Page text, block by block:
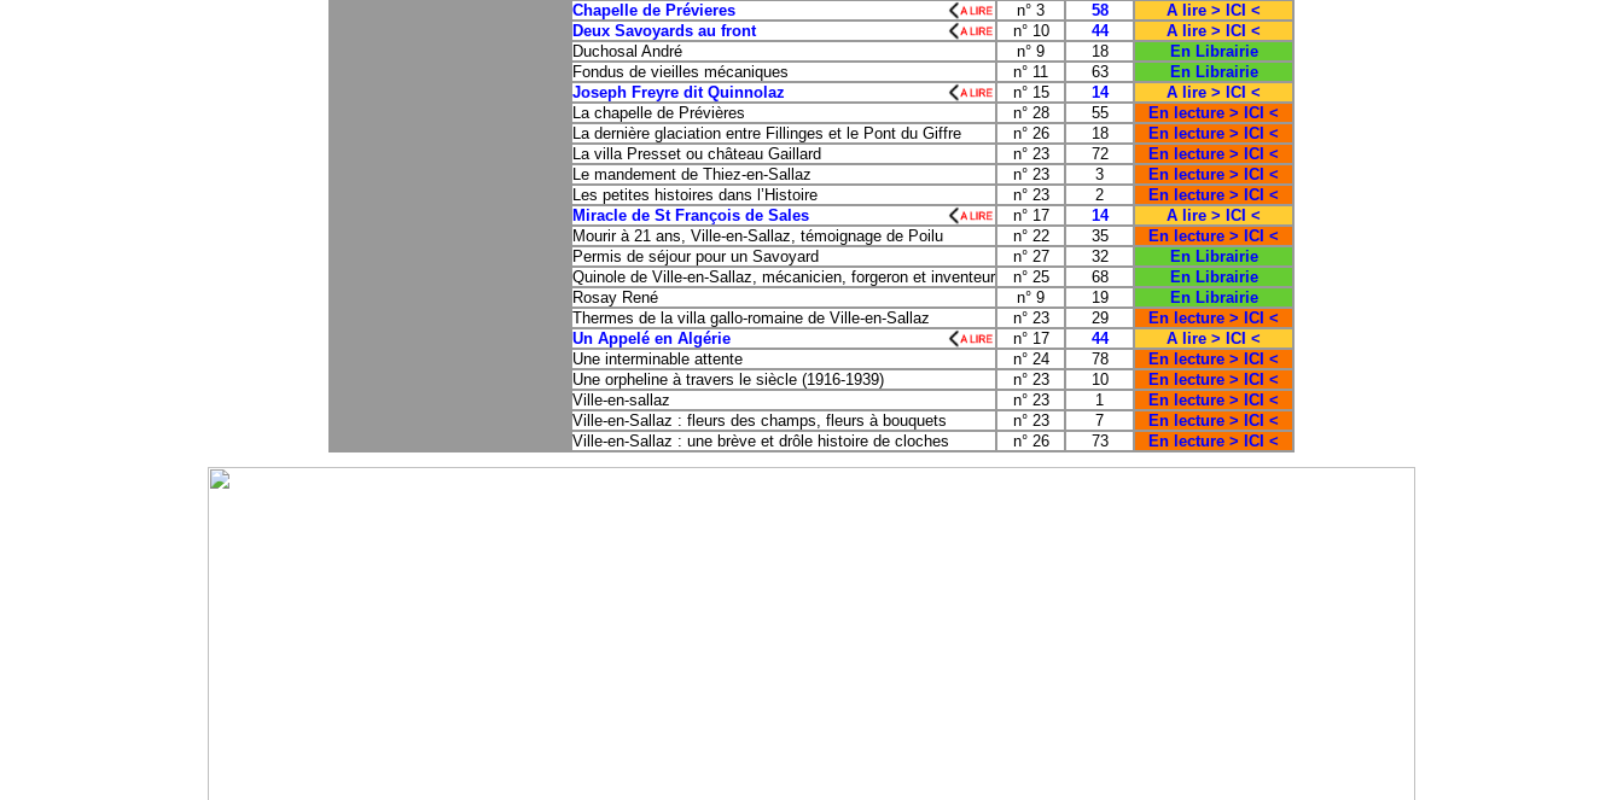
Chapelle de Prévieres
n° 3 58
A lire > ICI <
Deux Savoyards au front
n° 10 44
A lire > ICI <
Duchosal André
n° 9 18
En Librairie
Fondus de vieilles mécaniques
n° 11 63
En Librairie
Joseph Freyre dit Quinnolaz
n° 15 14
A lire > ICI <
La chapelle de Prévières
n° 28 55
En lecture > ICI <
La dernière glaciation entre Fillinges et le Pont du Giffre
n° 26 18
En lecture > ICI <
La villa Presset ou château Gaillard
n° 23 72
En lecture > ICI <
Le mandement de Thiez-en-Sallaz
n° 23 3
En lecture > ICI <
Les petites histoires dans l’Histoire
n° 23 2
En lecture > ICI <
Miracle de St François de Sales
n° 17 14
A lire > ICI <
Mourir à 21 ans, Ville-en-Sallaz, témoignage de Poilu
n° 22 35
En lecture > ICI <
Permis de séjour pour un Savoyard
n° 27 32
En Librairie
Quinole de Ville-en-Sallaz, mécanicien, forgeron et inventeur
n° 25 68
En Librairie
Rosay René
n° 9 19
En Librairie
Thermes de la villa gallo-romaine de Ville-en-Sallaz
n° 23 29
En lecture > ICI <
Un Appelé en Algérie
n° 17 44
A lire > ICI <
Une interminable attente
n° 24 78
En lecture > ICI <
Une orpheline à travers le siècle (1916-1939)
n° 23 10
En lecture > ICI <
Ville-en-sallaz
n° 23 1
En lecture > ICI <
Ville-en-Sallaz : fleurs des champs, fleurs à bouquets
n° 23 7
En lecture > ICI <
Ville-en-Sallaz : une brève et drôle histoire de cloches
n° 26 73 En lecture > ICI <